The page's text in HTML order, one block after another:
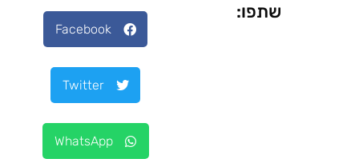
שתפו:
Facebook
Twitter
WhatsApp